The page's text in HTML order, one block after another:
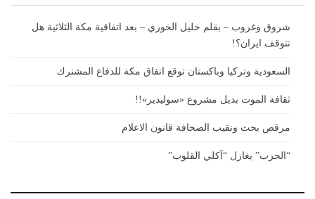
شروق وغروب – بقلم خليل الخوري – بعد اتفاقية مكة الثلاثية هل
تتوقف ايران؟!
السعودية وتركيا وباكستان توقع اتفاق مكة للدفاع المشترك
ثقافة الموت بديل مشروع «سوليدير»!!
مرقص بحث ونقيب الصحافة قانون الاعلام
“الحزب” يغازل “آكلي القلوب”